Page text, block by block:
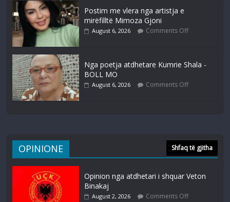
Postim me vlera nga artistja e
mirëfilltë Mimoza Gjoni
August 6, 2026 Comments Off
Nga poetja atdhetare Kumrie Shala -
BOLL MO
August 6, 2026 Comments Off
OPINIONE Shfaq të gjitha
Opinion nga atdhetari i shquar Veton
Binakaj
August 2, 2026 Comments Off